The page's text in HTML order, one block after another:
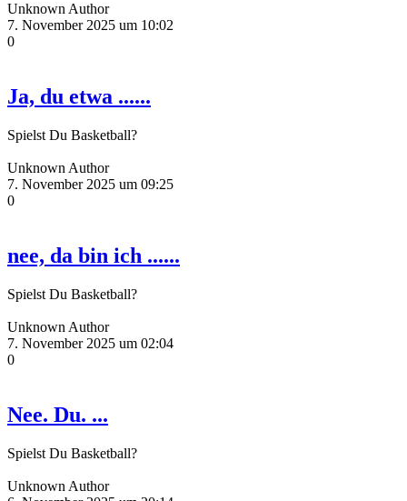
Unknown Author
7. November 2025 um 10:02
0
Ja, du etwa ......
Spielst Du Basketball?
Unknown Author
7. November 2025 um 09:25
0
nee, da bin ich ......
Spielst Du Basketball?
Unknown Author
7. November 2025 um 02:04
0
Nee. Du. ...
Spielst Du Basketball?
Unknown Author